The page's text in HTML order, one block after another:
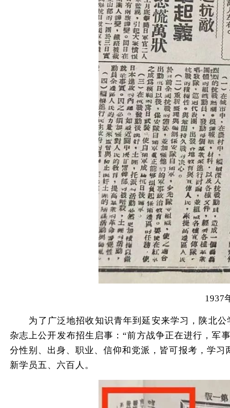
1937年
为了广泛地招收知识青年到延安来学习，陕北公
杂志上公开发布招生启事：“前方战争正在进行，军
分性别、出身、职业、信仰和党派，皆可报考，学
新学员五、六百人。